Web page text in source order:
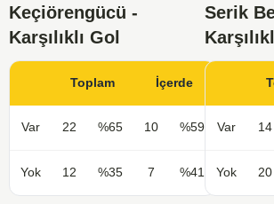
Keçiörengücü -
Karşılıklı Gol
Toplam İçerde
Var 22 %65 10 %59
Yok 12 %35 7 %41
Serik
Var 14
Yok 20